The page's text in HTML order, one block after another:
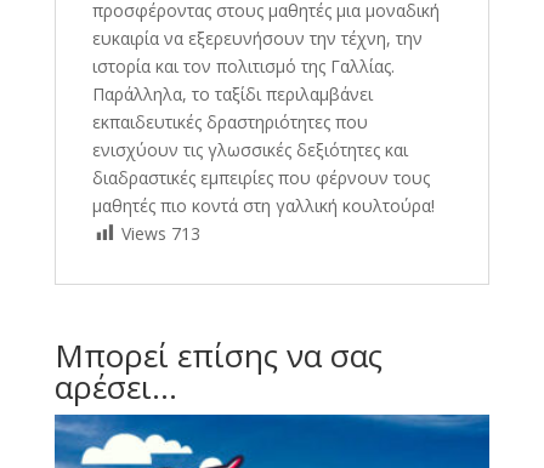
προσφέροντας στους μαθητές μια μοναδική
ευκαιρία να εξερευνήσουν την τέχνη, την
ιστορία και τον πολιτισμό της Γαλλίας.
Παράλληλα, το ταξίδι περιλαμβάνει
εκπαιδευτικές δραστηριότητες που
ενισχύουν τις γλωσσικές δεξιότητες και
διαδραστικές εμπειρίες που φέρνουν τους
μαθητές πιο κοντά στη γαλλική κουλτούρα!
Views 713
Μπορεί επίσης να σας
αρέσει…